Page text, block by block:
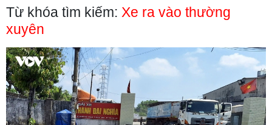
Chính trị
Đảng
Tổ chức nhân sự
Quốc hội
Nhận diện sự thật
Xã hội
Tin 24h
Dự báo thời tiết
Dấu ấn VOV
Việc làm
Từ khóa tìm kiếm: Xe ra vào thường
xuyên